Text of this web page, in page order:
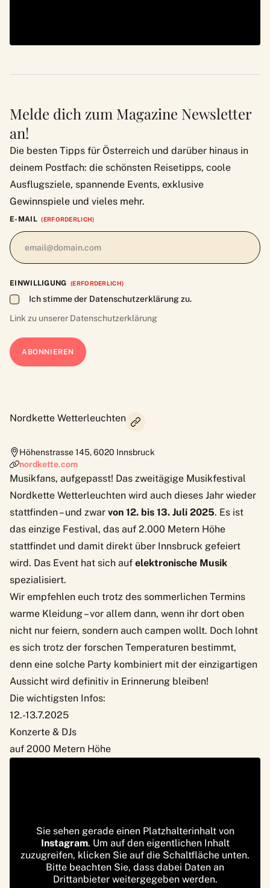
Melde dich zum Magazine Newsletter
an!
Die besten Tipps für Österreich und darüber hinaus in
deinem Postfach: die schönsten Reisetipps, coole
Ausflugsziele, spannende Events, exklusive
Gewinnspiele und vieles mehr.
E-MAIL (ERFORDERLICH)
EINWILLIGUNG (ERFORDERLICH)
Ich stimme der Datenschutzerklärung zu.
Link zu unserer Datenschutzerklärung
Nordkette Wetterleuchten
Höhenstrasse 145,6020 Innsbruck
nordkette.com
Musikfans, aufgepasst! Das zweitägige Musikfestival
Nordkette Wetterleuchten wird auch dieses Jahr wieder
stattfinden – und zwar von 12. bis 13. Juli 2025. Es ist
das einzige Festival, das auf 2.000 Metern Höhe
stattfindet und damit direkt über Innsbruck gefeiert
wird. Das Event hat sich auf elektronische Musik
spezialisiert.
Wir empfehlen euch trotz des sommerlichen Termins
warme Kleidung – vor allem dann, wenn ihr dort oben
nicht nur feiern, sondern auch campen wollt. Doch lohnt
es sich trotz der forschen Temperaturen bestimmt,
denn eine solche Party kombiniert mit der einzigartigen
Aussicht wird definitiv in Erinnerung bleiben!
Die wichtigsten Infos:
12.-13.7.2025
Konzerte & DJs
auf 2000 Metern Höhe
Sie sehen gerade einen Platzhalterinhalt von
Instagram. Um auf den eigentlichen Inhalt
zuzugreifen, klicken Sie auf die Schaltfläche unten.
Bitte beachten Sie, dass dabei Daten an
Drittanbieter weitergegeben werden.